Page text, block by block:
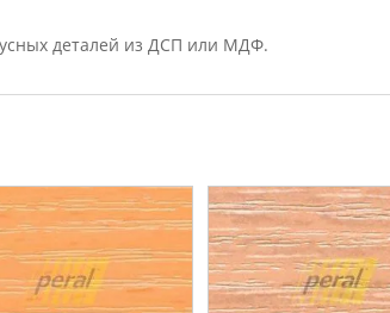
деталей из ДСП или МДФ.